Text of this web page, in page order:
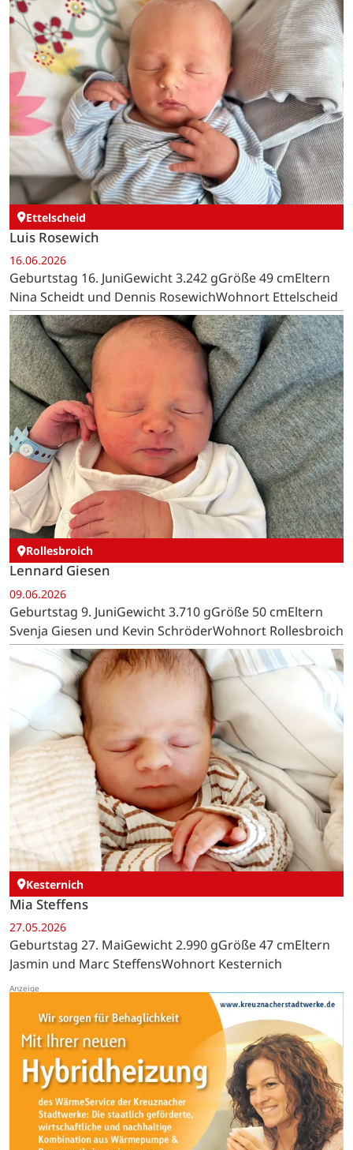
Ettelscheid
Luis Rosewich
16.06.2026
Geburtstag 16. JuniGewicht 3.242 gGröße 49 cmEltern
Nina Scheidt und Dennis RosewichWohnort Ettelscheid
Rollesbroich
Lennard Giesen
09.06.2026
Geburtstag 9. JuniGewicht 3.710 gGröße 50 cmEltern
Svenja Giesen und Kevin SchröderWohnort Rollesbroich
Kesternich
Mia Steffens
27.05.2026
Geburtstag 27. MaiGewicht 2.990 gGröße 47 cmEltern
Jasmin und Marc SteffensWohnort Kesternich